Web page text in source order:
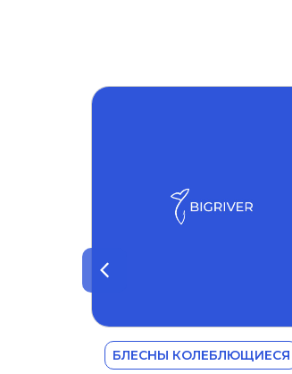
БЛЕСНЫ КОЛЕБЛЮЩИЕСЯ